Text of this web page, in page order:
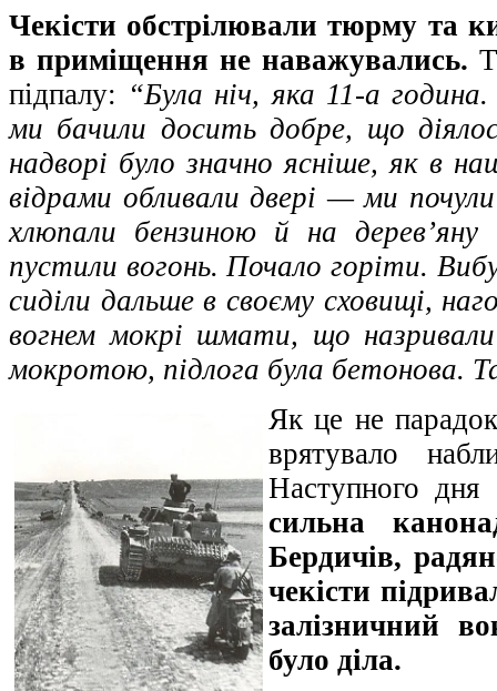
Чекісти обстрілювали тюрму та
в приміщення не наважувались.
підпалу: “Була ніч, яка 11-а
ми бачили досить добре, що
надворі було значно ясніше, як в
відрами обливали двері — ми
хлюпали бензиною й на
пустили вогонь. Почало горіти.
сиділи дальше в своєму сховищі,
вогнем мокрі шмати, що назривали
мокротою, підлога була бетонова.
Як це не
врятувало
Наступного дня
сильна
Бердичів,
чекісти
залізничний
було діла.